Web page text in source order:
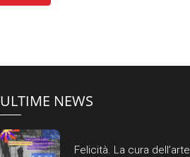
ULTIME NEWS
Felicità. La cura dell’arte